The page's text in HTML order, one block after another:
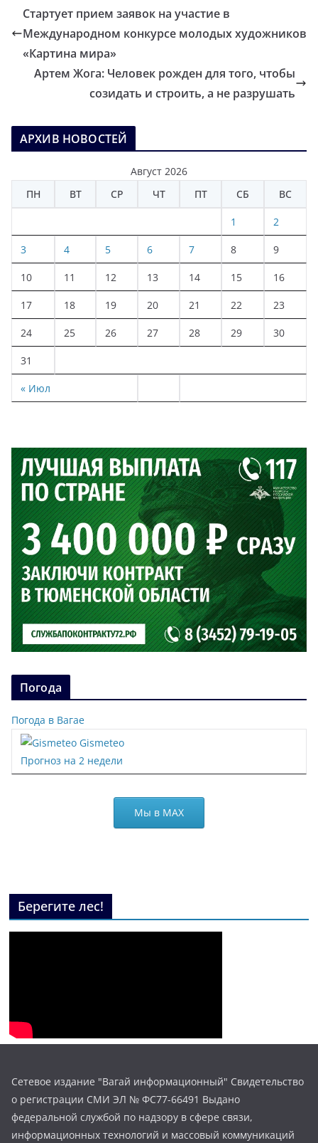
Стартует прием заявок на участие в
Международном конкурсе молодых художников
«Картина мира»
Артем Жога: Человек рожден для того, чтобы
созидать и строить, а не разрушать
АРХИВ НОВОСТЕЙ
Август 2026
ПН
ВТ СР ЧТ ПТ СБ ВС
« Июл
1 2
3 4 5 6 7 8 9
10 11 12 13 14 15 16
17 18 19 20 21 22 23
24 25 26 27 28 29 30
31
Погода
Погода в Вагае
Gismeteo
Прогноз на 2 недели
Мы в МАХ
Берегите лес!
Сетевое издание "Вагай информационный" Свидетельство
о регистрации СМИ ЭЛ № ФС77-66491 Выдано
федеральной службой по надзору в сфере связи,
информационных технологий и массовый коммуникаций